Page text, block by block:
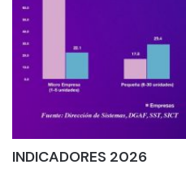
INDICADORES 2026